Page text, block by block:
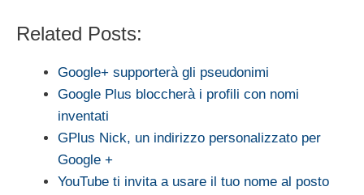
Related Posts:
Google+ supporterà gli pseudonimi
Google Plus bloccherà i profili con nomi
inventati
GPlus Nick, un indirizzo personalizzato per
Google +
YouTube ti invita a usare il tuo nome al posto